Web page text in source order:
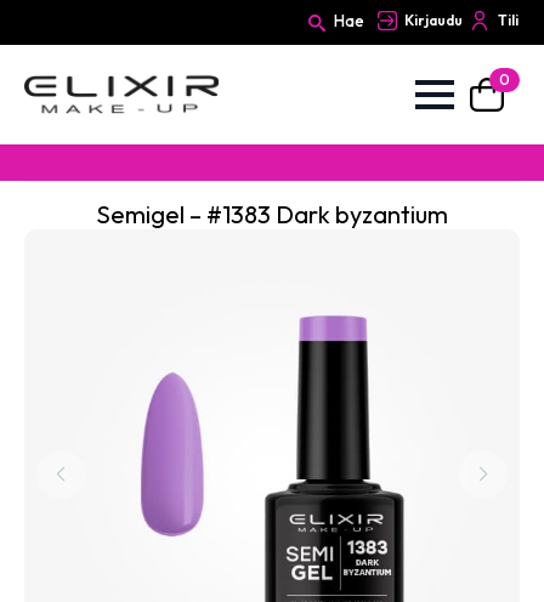
Hae Kirjaudu Tili
0
Semigel – #1383 Dark byzantium